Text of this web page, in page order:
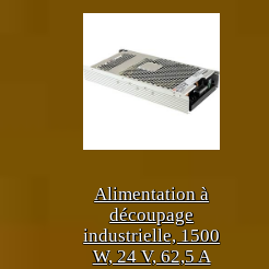
Alimentation à
découpage
industrielle, 1500
W, 24 V, 62,5 A